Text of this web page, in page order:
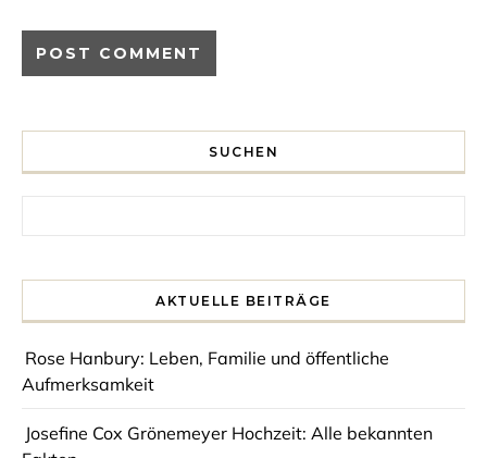
SUCHEN
AKTUELLE BEITRÄGE
Rose Hanbury: Leben, Familie und öffentliche
Aufmerksamkeit
Josefine Cox Grönemeyer Hochzeit: Alle bekannten